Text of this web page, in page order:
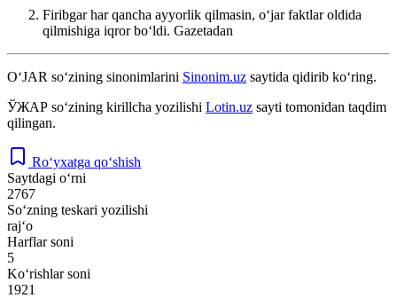
Firibgar har qancha ayyorlik qilmasin, oʻjar faktlar oldida
qilmishiga iqror boʻldi. Gazetadan
O‘JAR so‘zining sinonimlarini Sinonim.uz saytida qidirib ko‘ring.
ЎЖАР so‘zining kirillcha yozilishi Lotin.uz sayti tomonidan taqdim
qilingan.
Ro‘yxatga qo‘shish
Saytdagi o‘rni
2767
So‘zning teskari yozilishi
raj‘o
Harflar soni
5
Ko‘rishlar soni
1921